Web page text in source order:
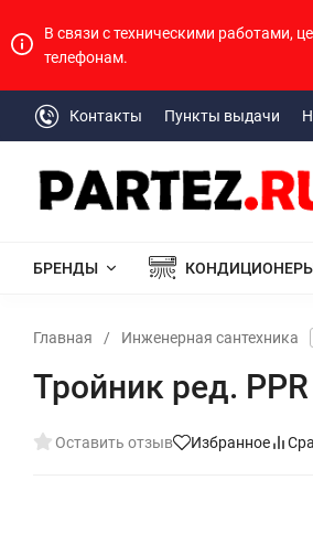
В связи с техническими работами,
телефонам.
Контакты Пункты выдачи
БРЕНДЫ
Главная / Инженерная сантехника
Тройник ред.
Оставить отзыв Избранное